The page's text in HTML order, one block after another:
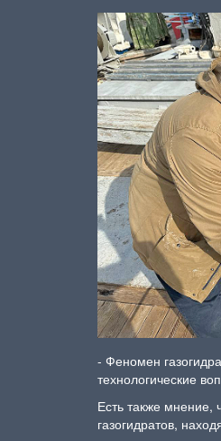
- Феномен
технологические
Есть также мнение,
газогидратов,